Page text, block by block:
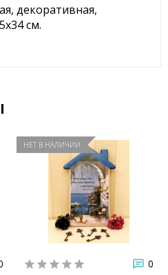
декоративная,
см.
НЕТ В НАЛИЧИИ
0